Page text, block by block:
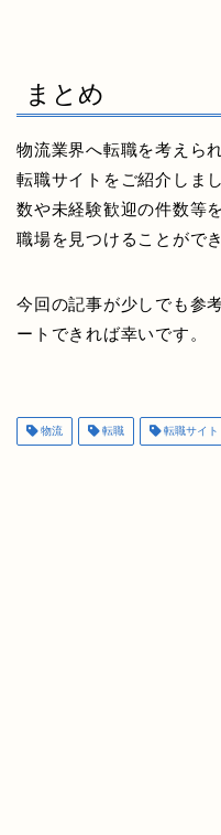
まとめ
物流業界へ転職を考えら
転職サイトをご紹介しま
数や未経験歓迎の件数等
職場を見つけることがで
今回の記事が少しでも参
ートできれば幸いです。
物流 転職 転職サイト